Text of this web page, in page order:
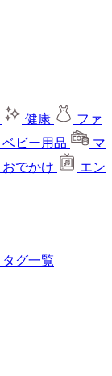
健康
ファ
ベビー用品
マ
おでかけ
エン
タグ一覧